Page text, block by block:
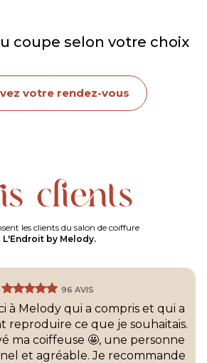
coupe selon votre choix
votre rendez-vous
clients
les clients du salon de coiffure
L'Endroit by Melody.
96 AVIS
à Melody qui a compris et qui a
reproduire ce que je souhaitais.
ma coiffeuse 🤩, une personne
et agréable. Je recommande